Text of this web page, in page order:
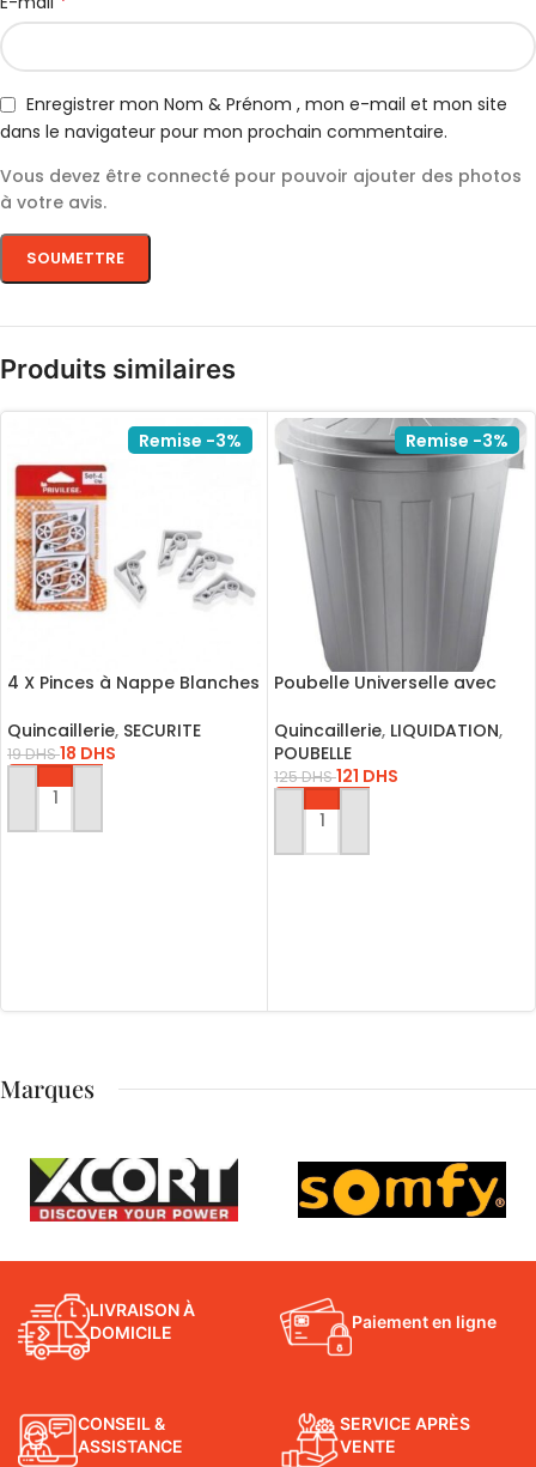
Enregistrer mon Nom & Prénom , mon e-mail et mon site
dans le navigateur pour mon prochain commentaire.
Vous devez être connecté pour pouvoir ajouter des photos
à votre avis.
Produits similaires
Remise -3%
4 X Pinces à Nappe Blanches
Clip
Quincaillerie, SECURITE
19DHS18 DHS
AJOUTER AU PANIER
Remise -3%
Poubelle Universelle avec
Quincaillerie, LIQUIDATION,
POUBELLE
125DHS121 DHS
AJOUTER AU PANIER
Marques
LIVRAISON À
DOMICILE
Paiement en ligne
CONSEIL &
ASSISTANCE
SERVICE APRÈS
VENTE